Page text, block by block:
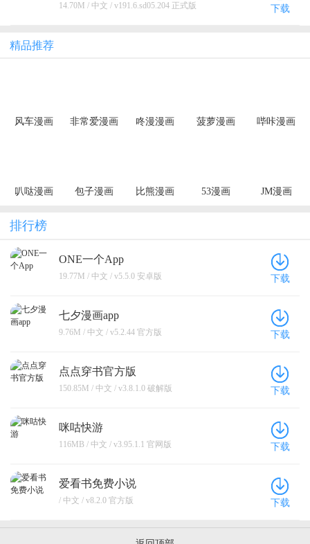
14.70M / 中文 / v191.6.sd05.204 正式版 下载
精品推荐
风车漫画 非常爱漫画 咚漫漫画 菠萝漫画 哔咔漫画
叭哒漫画 包子漫画 比熊漫画 53漫画 JM漫画
排行榜
ONE一个App
19.77M / 中文 / v5.5.0 安卓版 下载
七夕漫画app
9.76M / 中文 / v5.2.44 官方版 下载
点点穿书官方版
150.85M / 中文 / v3.8.1.0 破解版 下载
咪咕快游
116MB / 中文 / v3.95.1.1 官网版 下载
爱看书免费小说
/ 中文 / v8.2.0 官方版 下载